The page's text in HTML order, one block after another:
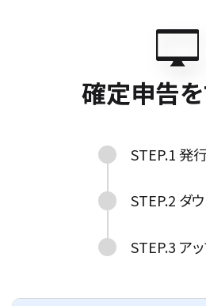
確定申告
STEP.1 発
STEP.2 ダ
STEP.3 ア